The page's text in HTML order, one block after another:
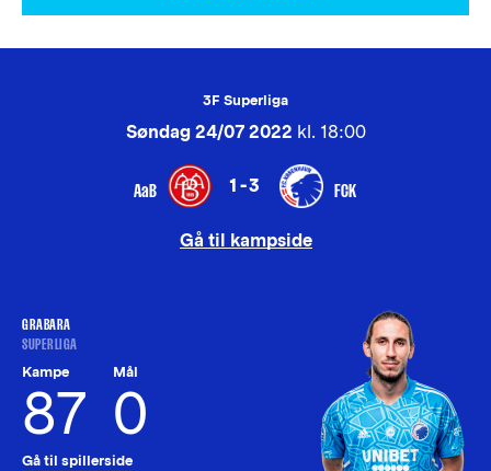
3F Superliga
Søndag 24/07 2022 kl. 18:00
AaB 1-3 FCK
Gå til kampside
GRABARA
SUPERLIGA
Kampe
87
Mål
0
Gå til spillerside